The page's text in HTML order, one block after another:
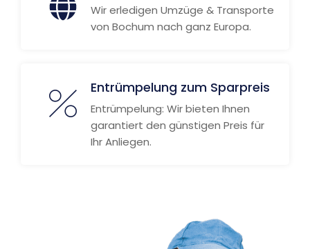
Wir erledigen Umzüge & Transporte
von Bochum nach ganz Europa.
Entrümpelung zum Sparpreis
Entrümpelung: Wir bieten Ihnen
garantiert den günstigen Preis für
Ihr Anliegen.